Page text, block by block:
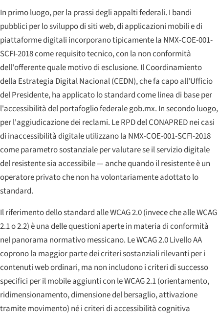
In primo luogo, per la prassi degli appalti federali. I bandi
pubblici per lo sviluppo di siti web, di applicazioni mobili e di
piattaforme digitali incorporano tipicamente la NMX-COE-001-
SCFI-2018 come requisito tecnico, con la non conformità
dell'offerente quale motivo di esclusione. Il Coordinamiento
della Estrategia Digital Nacional (CEDN), che fa capo all'Ufficio
del Presidente, ha applicato lo standard come linea di base per
l'accessibilità del portafoglio federale gob.mx. In secondo luogo,
per l'aggiudicazione dei reclami. Le RPD del CONAPRED nei casi
di inaccessibilità digitale utilizzano la NMX-COE-001-SCFI-2018
come parametro sostanziale per valutare se il servizio digitale
del resistente sia accessibile — anche quando il resistente è un
operatore privato che non ha volontariamente adottato lo
standard.
Il riferimento dello standard alle WCAG 2.0 (invece che alle WCAG
2.1 o 2.2) è una delle questioni aperte in materia di conformità
nel panorama normativo messicano. Le WCAG 2.0 Livello AA
coprono la maggior parte dei criteri sostanziali rilevanti per i
contenuti web ordinari, ma non includono i criteri di successo
specifici per il mobile aggiunti con le WCAG 2.1 (orientamento,
ridimensionamento, dimensione del bersaglio, attivazione
tramite movimento) né i criteri di accessibilità cognitiva